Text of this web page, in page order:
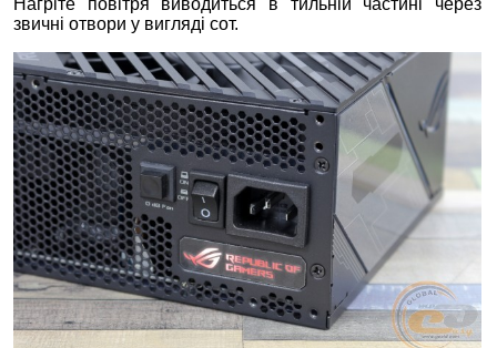
Нагріте повітря виводиться в тильній частині через
звичні отвори у вигляді сот.